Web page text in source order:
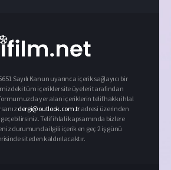
Sayılı Kanun uyarınca içerik sağlayıcı bir
tüm içerikler site üyeleri tarafından
yer alan içeriklerin telif hakkı ihlal
dergi@outlook.com.tr adresi üzerinden
Telif ihlali kapsamında bizlere
durumunda ilgili içerik en geç 2 iş günü
siteden kaldırılacaktır.